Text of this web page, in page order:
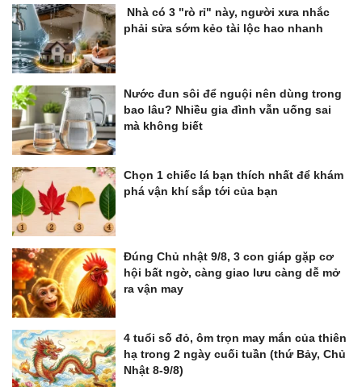
Nhà có 3 "rò rỉ" này, người xưa nhắc
phải sửa sớm kẻo tài lộc hao nhanh
Nước đun sôi để nguội nên dùng trong
bao lâu? Nhiều gia đình vẫn uống sai
mà không biết
Chọn 1 chiếc lá bạn thích nhất để khám
phá vận khí sắp tới của bạn
Đúng Chủ nhật 9/8, 3 con giáp gặp cơ
hội bất ngờ, càng giao lưu càng dễ mở
ra vận may
4 tuổi số đỏ, ôm trọn may mắn của thiên
hạ trong 2 ngày cuối tuần (thứ Bảy, Chủ
Nhật 8-9/8)